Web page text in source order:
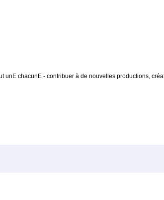
unE chacunE - contribuer à de nouvelles productions,